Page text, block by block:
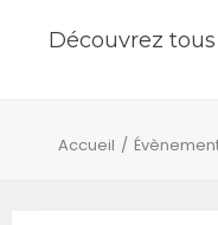
Découvrez
Accueil